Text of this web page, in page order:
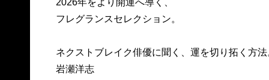
2026年をより開運へ導く、
フレグランスセレクション。
ネクストブレイク俳優に聞く、運を切り拓く方法
岩瀬洋志